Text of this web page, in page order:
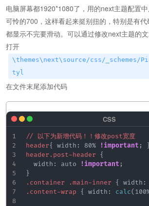
电脑屏幕都1920*1080了，用的next主题配置
可怜的700，这样看起来挺别扭的，特别是有
都显示不完要滑动。可以通过修改next主题的文
打开
\themes\next\source/css/_schemes/
tyl
在文件末尾添加代码
// 以下为新增代码！！修改post宽度
header{ width : 80% !important ;
header.post-header
{
width : auto !important ;
}
.container .main-inner
{ width :
.content-wrap
{ width : calc(